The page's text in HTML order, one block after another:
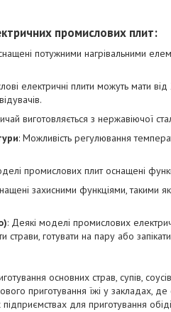
промислових плит:
потужними нагрівальними
електричні плити можуть мати
виготовляється з нержавіючої
: Можливість регулювання
промислових плит оснащені
захисними функціями, такими
: Деякі моделі промислових
готувати на пару або
основних страв, супів,
приготування їжі у закладах, де
для приготування